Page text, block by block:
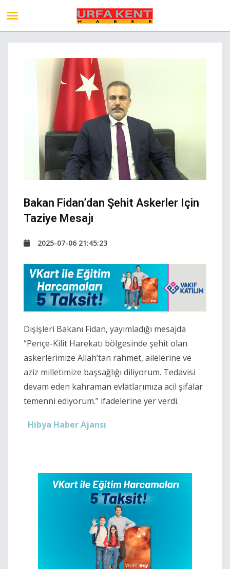
Bakan Fidan’dan Şehit Askerler Için
Taziye Mesajı
2025-07-06 21:45:23
Dışişleri Bakanı Fidan, yayımladığı mesajda
“Pençe-Kilit Harekatı bölgesinde şehit olan
askerlerimize Allah’tan rahmet, ailelerine ve
aziz milletimize başsağlığı diliyorum. Tedavisi
devam eden kahraman evlatlarımıza acil şifalar
temenni ediyorum.” ifadelerine yer verdi.
Hibya Haber Ajansı